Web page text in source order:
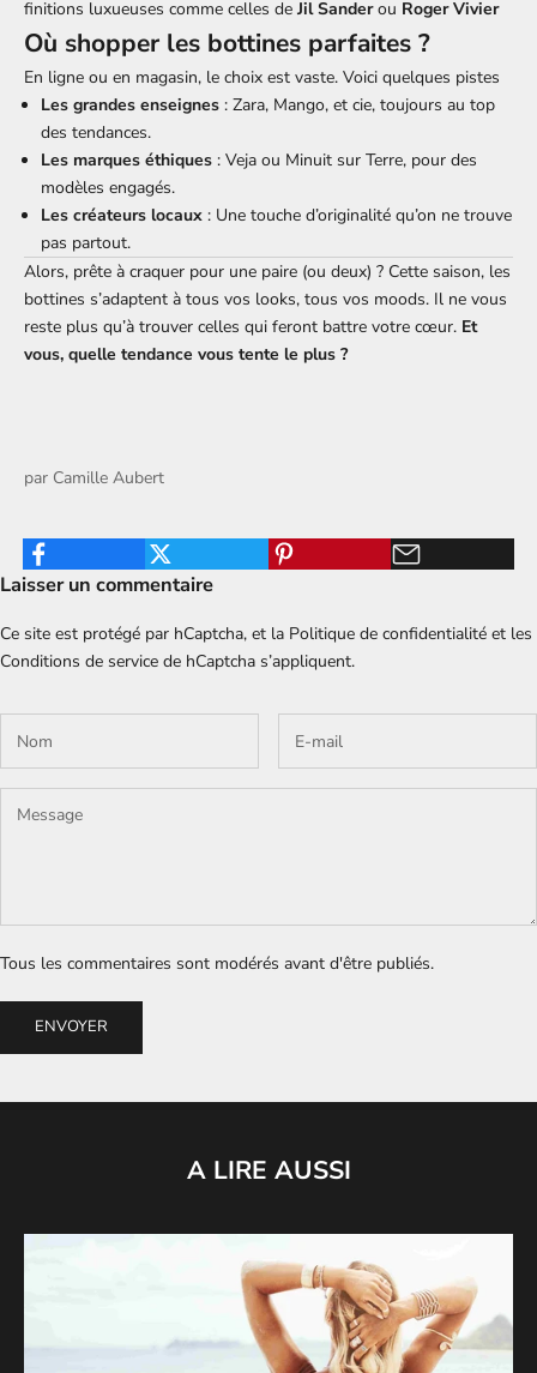
finitions luxueuses comme celles de Jil Sanderou Roger Vivier
Où shopper les bottines parfaites ?
En ligne ou en magasin, le choix est vaste. Voici quelques pistes
Les grandes enseignes : Zara, Mango, et cie, toujours au top
des tendances.
Les marques éthiques : Veja ou Minuit sur Terre, pour des
modèles engagés.
Les créateurs locaux : Une touche d’originalité qu’on ne trouve
pas partout.
Alors, prête à craquer pour une paire (ou deux) ? Cette saison, les
bottines s’adaptent à tous vos looks, tous vos moods. Il ne vous
reste plus qu’à trouver celles qui feront battre votre cœur. Et
vous, quelle tendance vous tente le plus ?
par Camille Aubert
Laisser un commentaire
Ce site est protégé par hCaptcha, et la Politique de confidentialité et les
Conditions de service de hCaptcha s’appliquent.
Tous les commentaires sont modérés avant d'être publiés.
ENVOYER
A LIRE AUSSI